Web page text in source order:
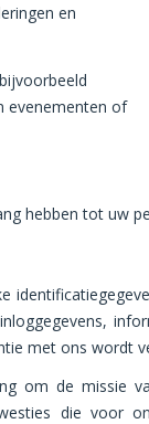
en
evenementen of
hebben tot uw
met ons wordt
om de missie
die voor